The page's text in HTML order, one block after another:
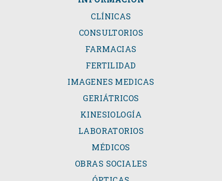
CLÍNICAS
CONSULTORIOS
FARMACIAS
FERTILIDAD
IMAGENES MEDICAS
GERIÁTRICOS
KINESIOLOGÍA
LABORATORIOS
MÉDICOS
OBRAS SOCIALES